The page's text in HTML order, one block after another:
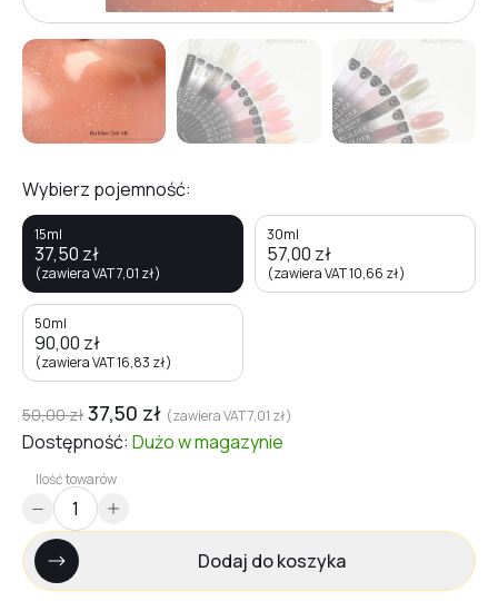
Wybierz pojemność:
15ml
37,50 zł
(zawiera VAT7,01 zł)
30ml
57,00 zł
(zawiera VAT10,66 zł)
50ml
90,00 zł
(zawiera VAT16,83 zł)
50,00zł 37,50 zł (zawiera VAT7,01 zł)
Dostępność: Dużow magazynie
Ilość towarów
Dodaj do koszyka